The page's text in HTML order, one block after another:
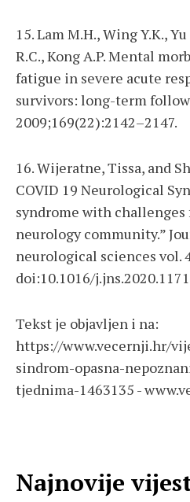
15. Lam M.H., Wing Y.K.,
R.C., Kong A.P. Mental
fatigue in severe acute
survivors: long-term
2009;169(22):2142–2147.
16. Wijeratne, Tissa, and
COVID 19 Neurological
syndrome with challenges
neurology community.”
neurological sciences vol.
doi:10.1016/
Tekst je objavljen i na:
https://www.vecernji.hr/
sindrom-opasna-
tjednima-1463135 -
Najnovije